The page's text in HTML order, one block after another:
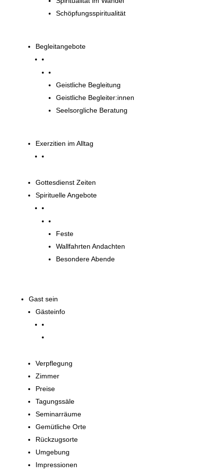
Schöpfungsspiritualität
Begleitangebote
Geistliche Begleitung
Geistliche Begleiter:innen
Seelsorgliche Beratung
Exerzitien im Alltag
Gottesdienst Zeiten
Spirituelle Angebote
Feste
Wallfahrten Andachten
Besondere Abende
Gast sein
Gästeinfo
Verpflegung
Zimmer
Preise
Tagungssäle
Seminarräume
Gemütliche Orte
Rückzugsorte
Umgebung
Impressionen